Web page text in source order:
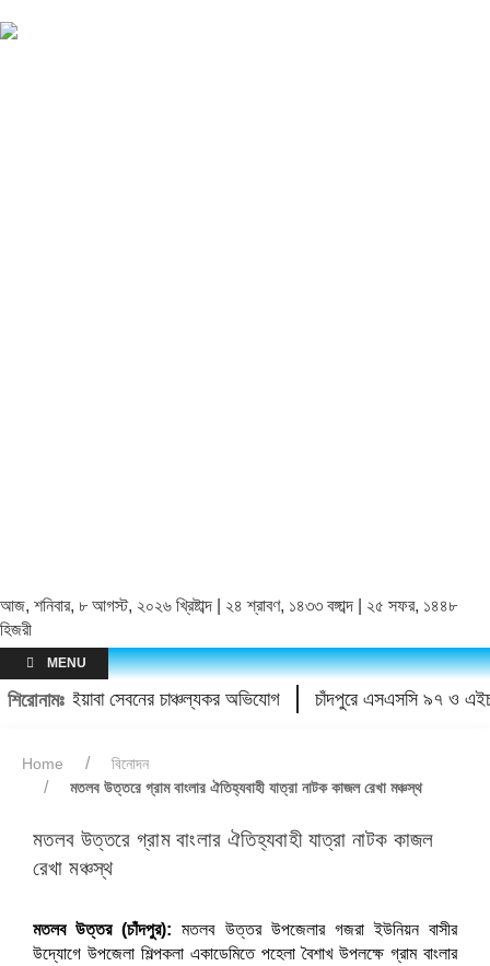
আজ, শনিবার, ৮ আগস্ট, ২০২৬ খ্রিষ্টাব্দ | ২৪ শ্রাবণ, ১৪৩৩ বঙ্গাব্দ | ২৫ সফর, ১৪৪৮
হিজরী
MENU
শিরোনামঃও ইয়াবা সেবনের চাঞ্চল্যকর অভিযোগ চাঁদপুরে এসএসসি ৯৭ ও
Home
বিনোদন
মতলব উত্তরে গ্রাম বাংলার ঐতিহ্যবাহী যাত্রা নাটক কাজল রেখা মঞ্চস্থ
মতলব উত্তরে গ্রাম বাংলার ঐতিহ্যবাহী যাত্রা নাটক কাজল
রেখা মঞ্চস্থ
মতলব উত্তর (চাঁদপুর): মতলব উত্তর উপজেলার গজরা ইউনিয়ন বাসীর
উদ্যোগে উপজেলা শিল্পকলা একাডেমিতে পহেলা বৈশাখ উপলক্ষে গ্রাম বাংলার